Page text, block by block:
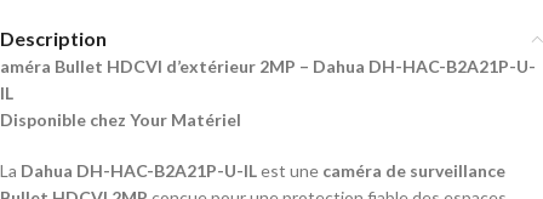
Description
améra Bullet HDCVI d’extérieur 2MP – Dahua DH-HAC-B2A21P-U-
IL
Disponible chez Your Matériel
La Dahua DH-HAC-B2A21P-U-ILest une caméra de surveillance